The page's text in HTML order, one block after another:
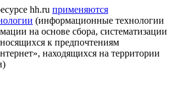
hh.ru применяются
(информационные технологии
на основе сбора, систематизации
к предпочтениям
находящихся на территории